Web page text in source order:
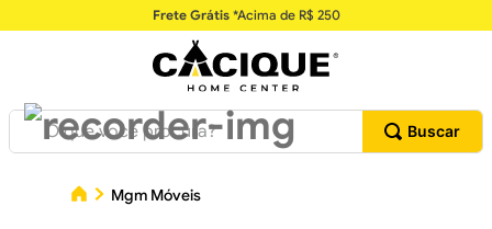
Frete Grátis*Acima de R$ 250
O que você procura?
Mgm Móveis